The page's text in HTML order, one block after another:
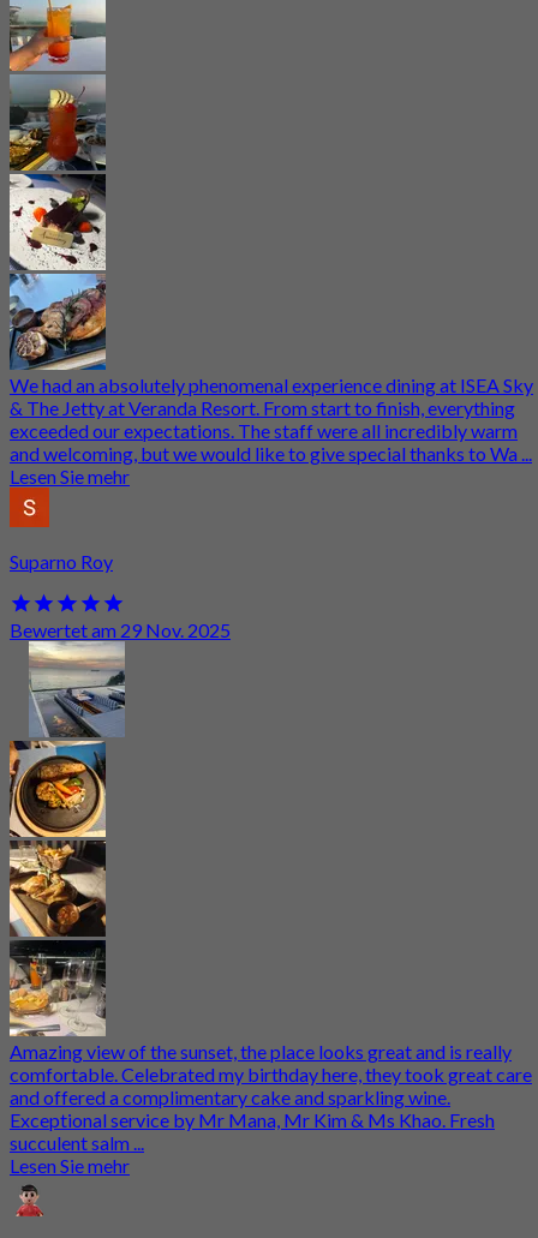
We had an absolutely phenomenal experience dining at ISEA Sky
& The Jetty at Veranda Resort. From start to finish, everything
exceeded our expectations. The staff were all incredibly warm
and welcoming, but we would like to give special thanks to Wa ...
Lesen Sie mehr
Suparno Roy
Bewertet am 29 Nov. 2025
Amazing view of the sunset, the place looks great and is really
comfortable. Celebrated my birthday here, they took great care
and offered a complimentary cake and sparkling wine.
Exceptional service by Mr Mana, Mr Kim & Ms Khao. Fresh
succulent salm ...
Lesen Sie mehr